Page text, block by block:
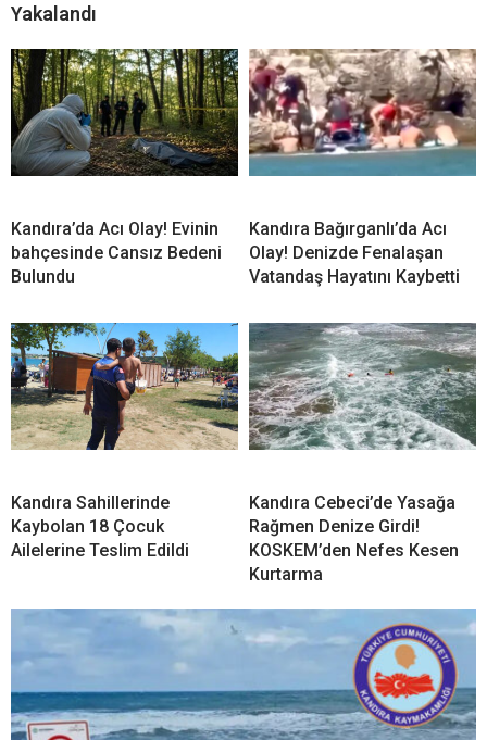
Yakalandı
Kandıra’da Acı Olay! Evinin
bahçesinde Cansız Bedeni
Bulundu
Kandıra Bağırganlı’da Acı
Olay! Denizde Fenalaşan
Vatandaş Hayatını Kaybetti
Kandıra Sahillerinde
Kaybolan 18 Çocuk
Ailelerine Teslim Edildi
Kandıra Cebeci’de Yasağa
Rağmen Denize Girdi!
KOSKEM’den Nefes Kesen
Kurtarma